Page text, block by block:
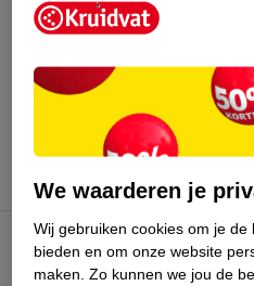
Kruidvat folder
augustus 2026.
Kruidvat Club
We waarderen je
Wij gebruiken cookies om je
bieden en om onze website
maken. Zo kunnen we jou de